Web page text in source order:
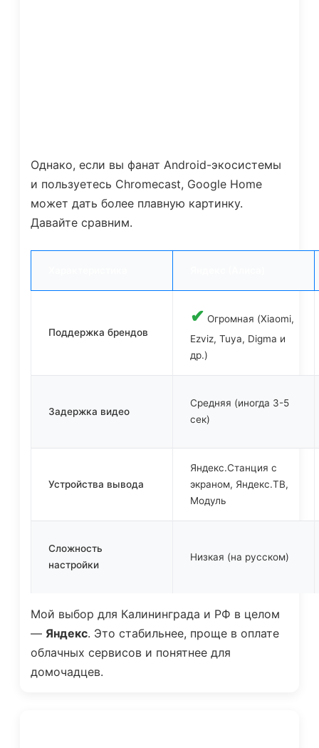
Однако, если вы фанат Android-экосистемы
и пользуетесь Chromecast, Google Home
может дать более плавную картинку.
Давайте сравним.
Поддержка брендов
✔ Огромная (Xiaomi,
Ezviz, Tuya, Digma и
др.)
Задержка видео
Средняя (иногда 3-5
сек)
Устройства вывода
Яндекс.Станция с
экраном, Яндекс.ТВ,
Модуль
Сложность
настройки
Низкая (на русском)
Мой выбор для Калининграда и РФ в целом
— Яндекс. Это стабильнее, проще в оплате
облачных сервисов и понятнее для
домочадцев.